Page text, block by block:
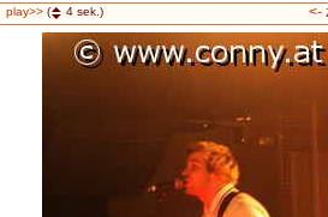
play>> ( 4 sek.) <-